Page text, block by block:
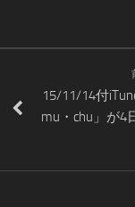
15/11/14付
mu・chu」が4